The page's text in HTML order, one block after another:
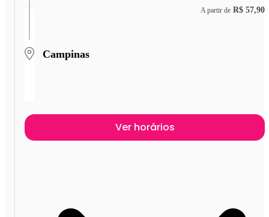
Campinas
A partir de R$ 57,90
Ver horários